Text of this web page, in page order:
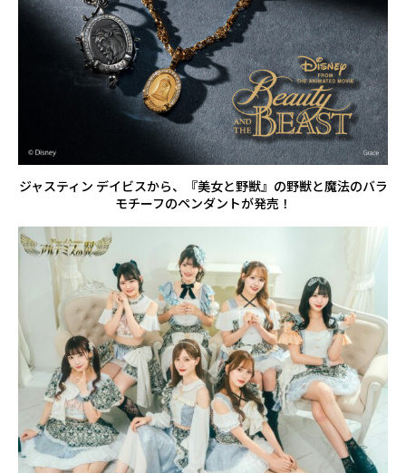
ジャスティン デイビスから、『美女と野獣』の野獣と魔法のバラ
モチーフのペンダントが発売！